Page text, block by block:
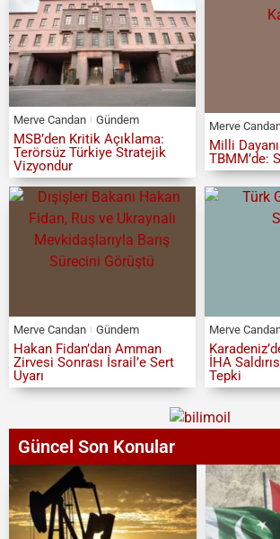
Merve Candan Gündem
MSB’den Kritik Açıklama:
Terörsüz Türkiye Stratejik
Vizyondur
Merve
Milli
TBMM’de:
Merve Candan Gündem
Hakan Fidan’dan Amman
Zirvesi Sonrası İsrail’e Sert
Uyarı
Merve
İHA
Tepki
Güncel Son Konular